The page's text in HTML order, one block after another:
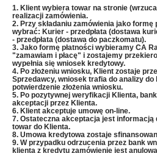
1. Klient wybiera towar na stronie
realizacji zamówienia.
2. Przy składaniu zamówienia jako formę
wybrać: Kurier - przedpłata (dostawa
- przedpłata (dostawa do paczkomatu).
3. Jako formę płatności wybieramy CA
"zamawiam i płacę" i zostajemy
wypełnia się wniosek kredytowy.
4. Po złożeniu wniosku, Klient zostaje
Sprzedawcy, wniosek trafia do analizy
potwierdzenie złożenia wniosku.
5. Po pozytywnej weryfikacji Klienta,
akceptacji przez Klienta.
6. Klient akceptuje umowę on-line.
7. Ostateczna akceptacja jest informacją
towar do Klienta.
8. Umowa kredytowa zostaje
9. W przypadku odrzucenia przez bank
klienta z kredytu zamówienie jest